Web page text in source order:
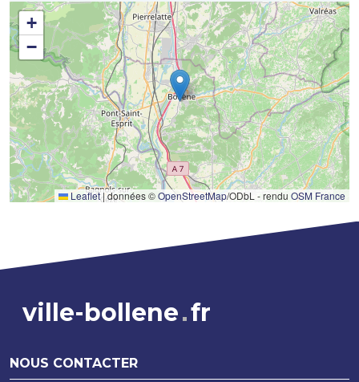
+
−
Leaflet|données ©OpenStreetMap/ODbL - rendu OSM France
ville-bollene fr
NOUS CONTACTER